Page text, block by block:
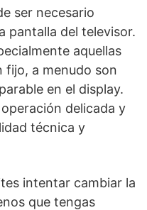
ser necesario
pantalla del televisor.
aquellas
fijo, a menudo son
en el display.
delicada y
técnica y
intentar cambiar la
que tengas